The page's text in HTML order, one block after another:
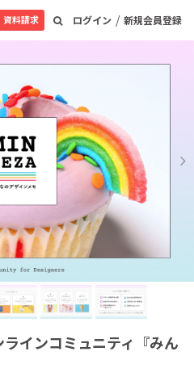
ログイン / 新規会員登録
資料請求
インコミュニティ『みん